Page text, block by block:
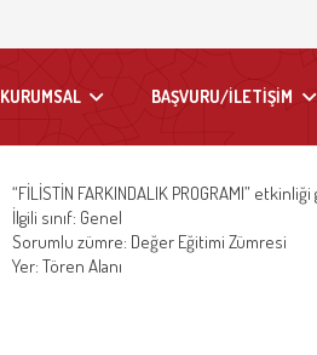
KURUMSAL BAŞVURU/İLETİŞİM
“FİLİSTİN FARKINDALIK PROGRAMI”
İlgili sınıf: Genel
Sorumlu zümre: Değer Eğitimi Zümresi
Yer: Tören Alanı